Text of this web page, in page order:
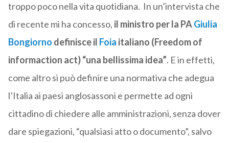
troppo poco nella vita quotidiana. In un’intervista che
di recente mi ha concesso, il ministro per la PAGiulia
Bongiorno definisce il Foia italiano (Freedom of
informaction act) “una bellissima idea”. E in effetti,
come altro si può definire una normativa che adegua
l’Italia ai paesi anglosassoni e permette ad ogni
cittadino di chiedere alle amministrazioni, senza dover
dare spiegazioni, “qualsiasi atto o documento”, salvo